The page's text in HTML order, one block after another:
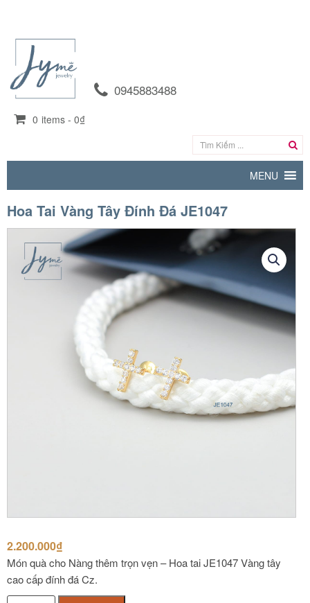
0945883488
0 items - 0₫
MENU
Hoa Tai Vàng Tây Đính Đá JE1047
2.200.000₫
Món quà cho Nàng thêm trọn vẹn – Hoa tai JE1047 Vàng tây
cao cấp đính đá Cz.